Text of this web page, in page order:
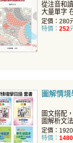
從注音和
大量單字 在日本一般社會生活中
所使用之
定價：280
特價： 252
圖解情
圖文搭配
圖解析文
步神速。
定價：
特價： 1480